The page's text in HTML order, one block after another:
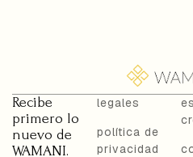
Recibe
primero lo
nuevo de
WAMANI.
legales
política de
privacidad